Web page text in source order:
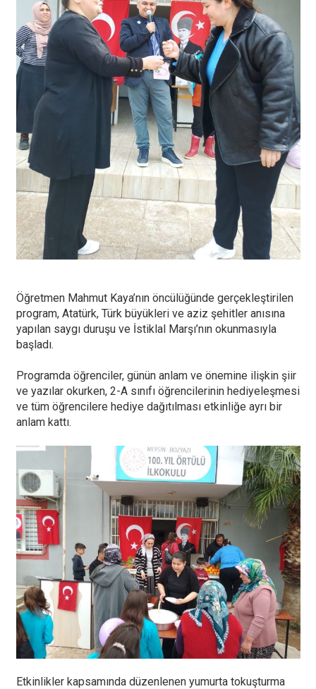
Öğretmen Mahmut Kaya’nın öncülüğünde gerçekleştirilen
program, Atatürk, Türk büyükleri ve aziz şehitler anısına
yapılan saygı duruşu ve İstiklal Marşı’nın okunmasıyla
başladı.
Programda öğrenciler, günün anlam ve önemine ilişkin şiir
ve yazılar okurken, 2-A sınıfı öğrencilerinin hediyeleşmesi
ve tüm öğrencilere hediye dağıtılması etkinliğe ayrı bir
anlam kattı.
Etkinlikler kapsamında düzenlenen yumurta tokuşturma